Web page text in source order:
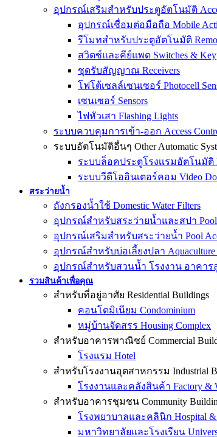
อุปกรณ์เสริมสำหรับประตูอัตโนมัติ
อุปกรณ์เชื่อมต่อมือถือ Mobile
รีโมทสำหรับประตูอัตโนมัติ
สวิตช์และคีย์แพด Switches &
ชุดรับสัญญาณ Receivers
โฟโต้เซลล์เซนเซอร์ Photocell
เซนเซอร์ Sensors
ไฟหัวเสา Flashing Lights
ระบบควบคุมการเข้า-ออก Access
ระบบอัตโนมัติอื่นๆ Other Automatic
ระบบล็อคประตูโรงเเรมอัตโนมัติ
ระบบวีดีโออินเตอร์คอม Video
สระว่ายน้ำ
ถังกรองน้ำใช้ Domestic Water Filters
อุปกรณ์สำหรับสระว่ายน้ำและสปา Pool
อุปกรณ์เสริมสำหรับสระว่ายน้ำ Pool
อุปกรณ์สำหรับบ่อเลี้ยงปลา Aquaculture
อุปกรณ์สำหรับสวนน้ำ โรงงาน อาคารสูง
รวมสินค้าเพื่อคุณ
สำหรับที่อยู่อาศัย Residential Buildings
คอนโดมิเนียม Condominium
หมู่บ้านจัดสรร Housing Complex
สำหรับอาคารพาณิชย์ Commercial
โรงแรม Hotel
สำหรับโรงงานอุตสาหกรรม Industrial
โรงงานและคลังสินค้า Factory &
สำหรับอาคารชุมชน Community
โรงพยาบาลและคลินิก Hospital &
มหาวิทยาลัยและโรงเรียน